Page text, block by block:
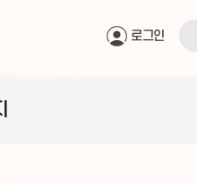
로그인